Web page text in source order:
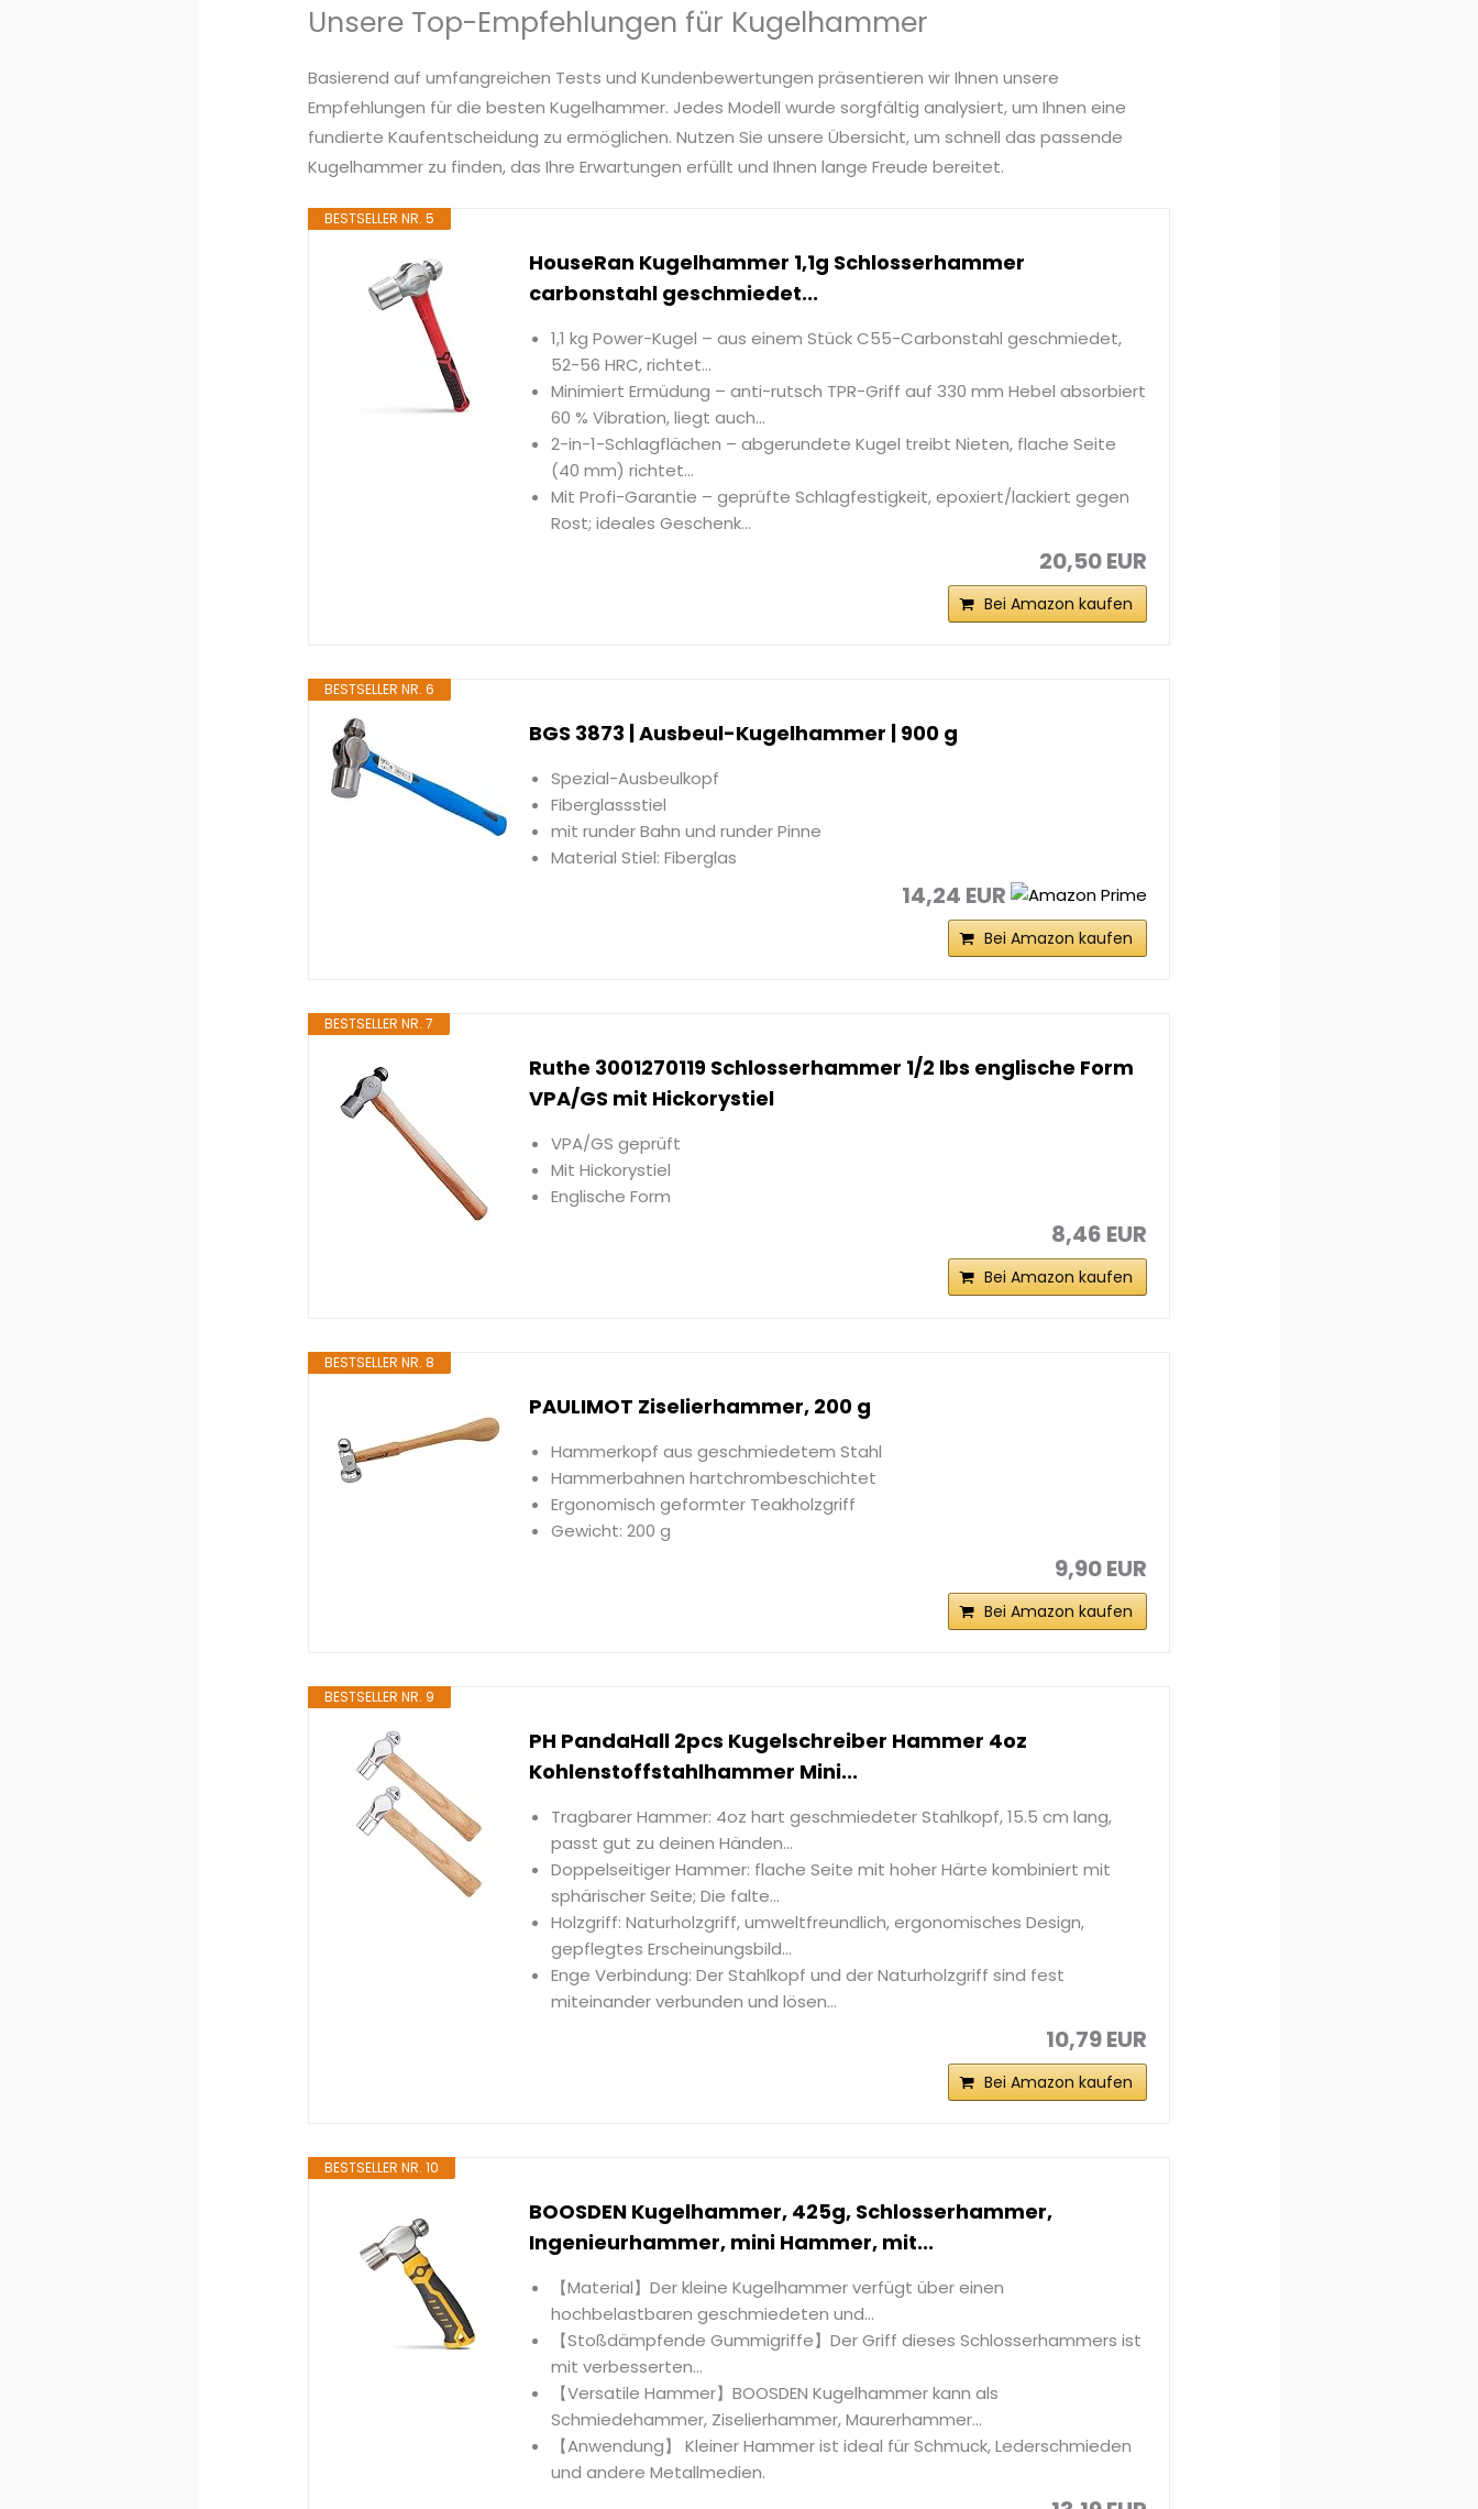
Unsere Top-Empfehlungen für Kugelhammer
Basierend auf umfangreichen Tests und Kundenbewertungen präsentieren wir Ihnen unsere
Empfehlungen für die besten Kugelhammer. Jedes Modell wurde sorgfältig analysiert, um Ihnen eine
fundierte Kaufentscheidung zu ermöglichen. Nutzen Sie unsere Übersicht, um schnell das passende
Kugelhammer zu finden, das Ihre Erwartungen erfüllt und Ihnen lange Freude bereitet.
BESTSELLER NR. 5
HouseRan Kugelhammer 1,1g Schlosserhammer
carbonstahl geschmiedet...
1,1 kg Power-Kugel – aus einem Stück C55-Carbonstahl geschmiedet,
52-56 HRC, richtet...
Minimiert Ermüdung – anti-rutsch TPR-Griff auf 330 mm Hebel absorbiert
60 % Vibration, liegt auch...
2-in-1-Schlagflächen – abgerundete Kugel treibt Nieten, flache Seite
(40 mm) richtet...
Mit Profi-Garantie – geprüfte Schlagfestigkeit, epoxiert/lackiert gegen
Rost; ideales Geschenk...
20,50 EUR
Bei Amazon kaufen
BESTSELLER NR. 6
BGS 3873 | Ausbeul-Kugelhammer | 900 g
Spezial-Ausbeulkopf
Fiberglassstiel
mit runder Bahn und runder Pinne
Material Stiel: Fiberglas
14,24 EUR
Bei Amazon kaufen
BESTSELLER NR. 7
Ruthe 3001270119 Schlosserhammer 1/2 lbs englische Form
VPA/GS mit Hickorystiel
VPA/GS geprüft
Mit Hickorystiel
Englische Form
8,46 EUR
Bei Amazon kaufen
BESTSELLER NR. 8
PAULIMOT Ziselierhammer, 200 g
Hammerkopf aus geschmiedetem Stahl
Hammerbahnen hartchrombeschichtet
Ergonomisch geformter Teakholzgriff
Gewicht: 200 g
9,90 EUR
Bei Amazon kaufen
BESTSELLER NR. 9
PH PandaHall 2pcs Kugelschreiber Hammer 4oz
Kohlenstoffstahlhammer Mini...
Tragbarer Hammer: 4oz hart geschmiedeter Stahlkopf, 15.5 cm lang,
passt gut zu deinen Händen...
Doppelseitiger Hammer: flache Seite mit hoher Härte kombiniert mit
sphärischer Seite; Die falte...
Holzgriff: Naturholzgriff, umweltfreundlich, ergonomisches Design,
gepflegtes Erscheinungsbild...
Enge Verbindung: Der Stahlkopf und der Naturholzgriff sind fest
miteinander verbunden und lösen...
10,79 EUR
Bei Amazon kaufen
BESTSELLER NR. 10
BOOSDEN Kugelhammer, 425g, Schlosserhammer,
Ingenieurhammer, mini Hammer, mit...
【Material】Der kleine Kugelhammer verfügt über einen
hochbelastbaren geschmiedeten und...
【Stoßdämpfende Gummigriffe】Der Griff dieses Schlosserhammers ist
mit verbesserten...
【Versatile Hammer】BOOSDEN Kugelhammer kann als
Schmiedehammer, Ziselierhammer, Maurerhammer...
【Anwendung】 Kleiner Hammer ist ideal für Schmuck, Lederschmieden
und andere Metallmedien.